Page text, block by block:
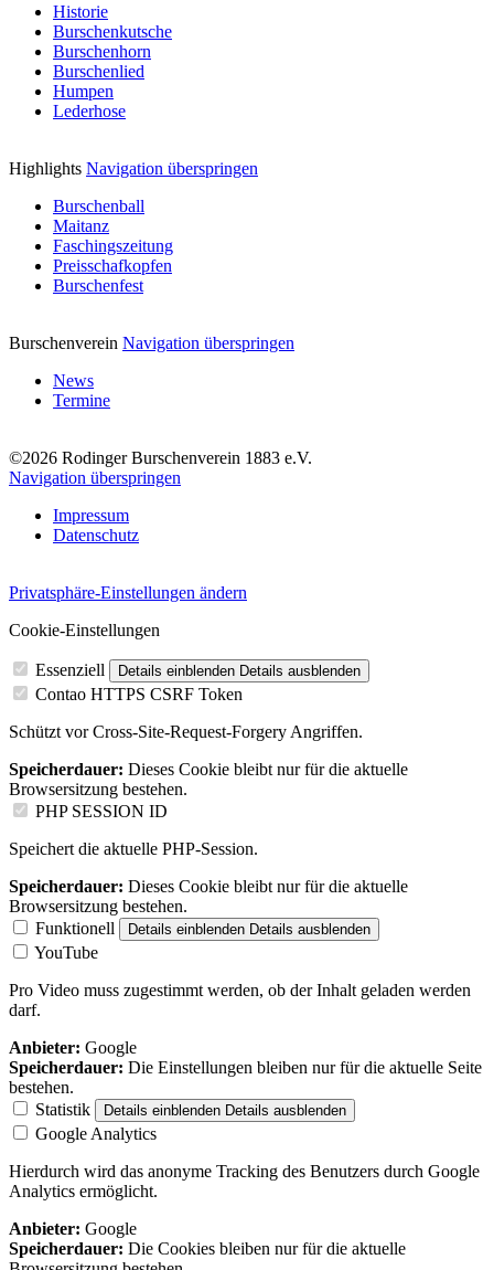
Historie
Burschenkutsche
Burschenhorn
Burschenlied
Humpen
Lederhose
Highlights Navigation überspringen
Burschenball
Maitanz
Faschingszeitung
Preisschafkopfen
Burschenfest
Burschenverein Navigation überspringen
News
Termine
©2026 Rodinger Burschenverein 1883 e.V.
Navigation überspringen
Impressum
Datenschutz
Privatsphäre-Einstellungen ändern
Cookie-Einstellungen
Essenziell Details einblenden Details ausblenden
Contao HTTPS CSRF Token
Schützt vor Cross-Site-Request-Forgery Angriffen.
Speicherdauer: Dieses Cookie bleibt nur für die aktuelle
Browsersitzung bestehen.
PHP SESSION ID
Speichert die aktuelle PHP-Session.
Speicherdauer: Dieses Cookie bleibt nur für die aktuelle
Browsersitzung bestehen.
Funktionell
Details einblenden Details ausblenden
YouTube
Pro Video muss zugestimmt werden, ob der Inhalt geladen werden
darf.
Anbieter: Google
Speicherdauer: Die Einstellungen bleiben nur für die aktuelle Seite
bestehen.
Statistik
Details einblenden Details ausblenden
Google Analytics
Hierdurch wird das anonyme Tracking des Benutzers durch Google
Analytics ermöglicht.
Anbieter: Google
Speicherdauer: Die Cookies bleiben nur für die aktuelle